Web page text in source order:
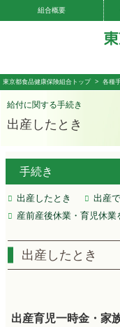
組合概要
東京都食品健康保険組合トップ> 各種
給付に関する手続き
出産したとき
手続き
出産したとき
出産
産前産後休業・育児休業
出産したとき
出産育児一時金・家